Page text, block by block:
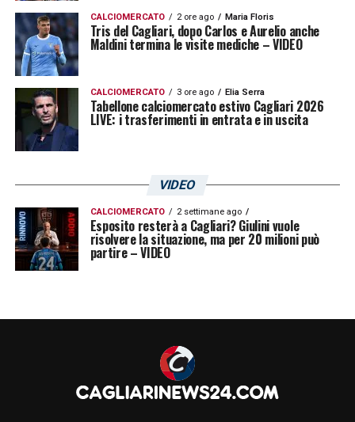
CALCIOMERCATO 2 ore ago Maria Floris
Tris del Cagliari, dopo Carlos e Aurelio anche
Maldini termina le visite mediche – VIDEO
CALCIOMERCATO 3 ore ago Elia Serra
Tabellone calciomercato estivo Cagliari 2026
LIVE: i trasferimenti in entrata e in uscita
VIDEO
CALCIOMERCATO 2 settimane ago
Esposito resterà a Cagliari? Giulini vuole
risolvere la situazione, ma per 20 milioni può
partire – VIDEO